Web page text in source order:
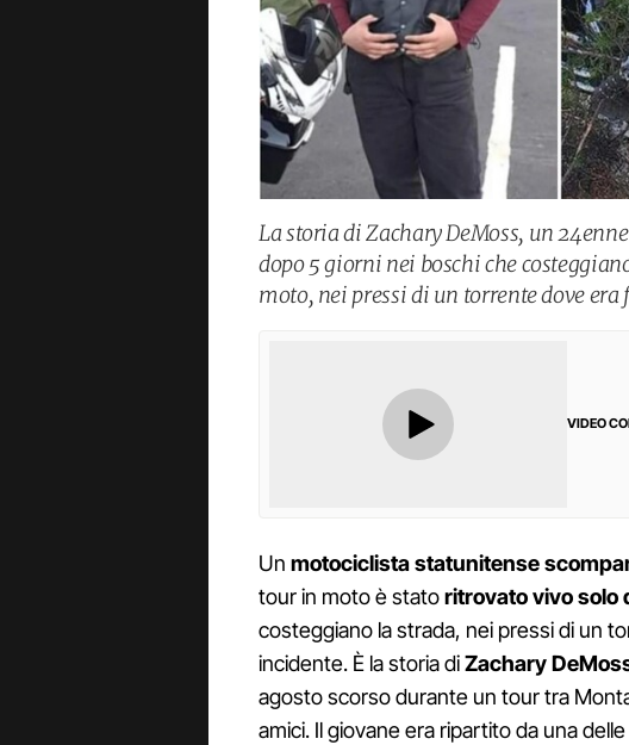
La storia di Zachary DeMoss, un
dopo 5 giorni nei boschi che
moto, nei pressi di un torrente dove
VIDEO
Un motociclista statunitense
tour in moto è statoritrovato vivo solo
costeggiano la strada, nei pressi di un
incidente. È la storia diZachary
agosto scorso durante un tour tra
amici. Il giovane era ripartito da una